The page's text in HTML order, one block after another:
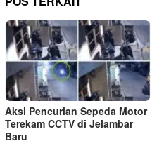
Aksi Pencurian Sepeda Motor
Terekam CCTV di Jelambar
Baru